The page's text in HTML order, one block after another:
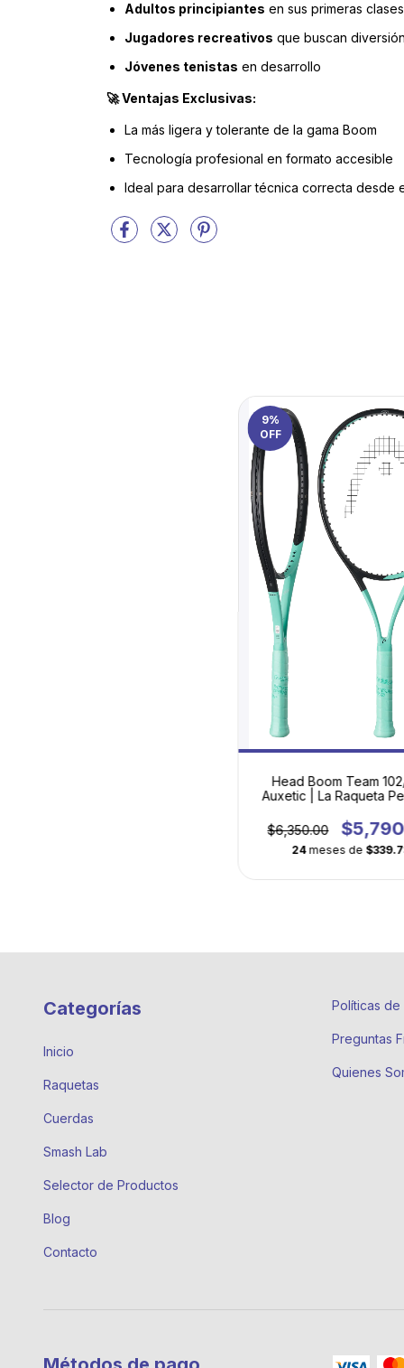
Adultos principiantes en sus primeras clases
Jugadores recreativos que buscan
Jóvenes tenistas en desarrollo
🚀Ventajas Exclusivas:
La más ligera y tolerante de la gama Boom
Tecnología profesional en formato accesible
Ideal para desarrollar técnica correcta desde
9%
OFF
Head Boom Team
Auxetic | La Raqueta
$6,350.00
24 meses de
Categorías
Inicio
Raquetas
Cuerdas
Smash Lab
Selector de Productos
Blog
Contacto
Políticas
Preguntas
Quienes